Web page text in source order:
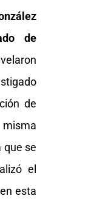
de
de
que se
el
esta